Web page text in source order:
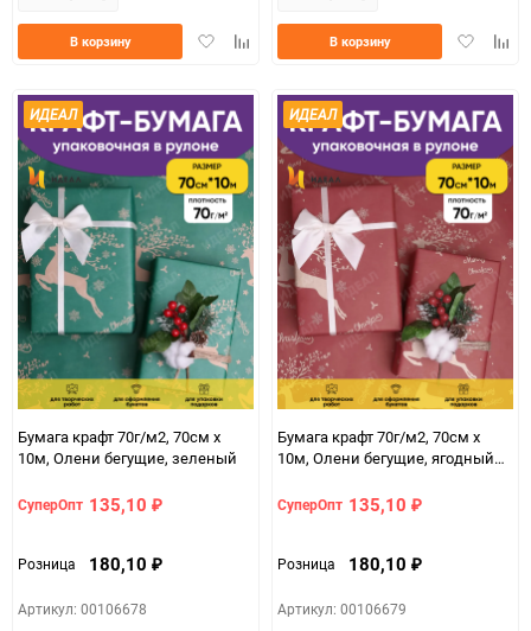
ДобавитьДобавить
В корзину
Добавить
В корзину
ИДЕАЛ
Бумага крафт 70г/м2, 70см x
10м, Олени бегущие, зеленый
СуперОпт 135,10 ₽
Розница 180,10 ₽
Артикул: 00106678
ИДЕАЛ
Бумага крафт 70г/м2, 70см x
10м, Олени бегущие, ягодный
СуперОпт 135,10 ₽
Розница 180,10 ₽
Артикул: 00106679